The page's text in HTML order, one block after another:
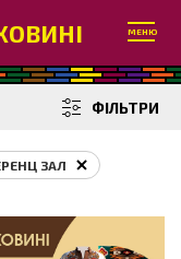
МЕНЮ
ФІЛЬТРИ
ЗАЛ